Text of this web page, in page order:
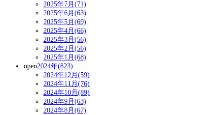
2025年7月(71)
2025年6月(63)
2025年5月(69)
2025年4月(66)
2025年3月(56)
2025年2月(56)
2025年1月(68)
open2024年(823)
2024年12月(59)
2024年11月(76)
2024年10月(89)
2024年9月(63)
2024年8月(67)